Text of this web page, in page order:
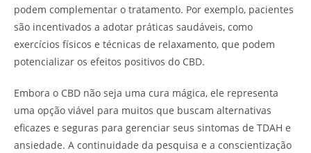
podem complementar o tratamento. Por exemplo, pacientes
são incentivados a adotar práticas saudáveis, como
exercícios físicos e técnicas de relaxamento, que podem
potencializar os efeitos positivos do CBD.
Embora o CBD não seja uma cura mágica, ele representa
uma opção viável para muitos que buscam alternativas
eficazes e seguras para gerenciar seus sintomas de TDAH e
ansiedade. A continuidade da pesquisa e a conscientização